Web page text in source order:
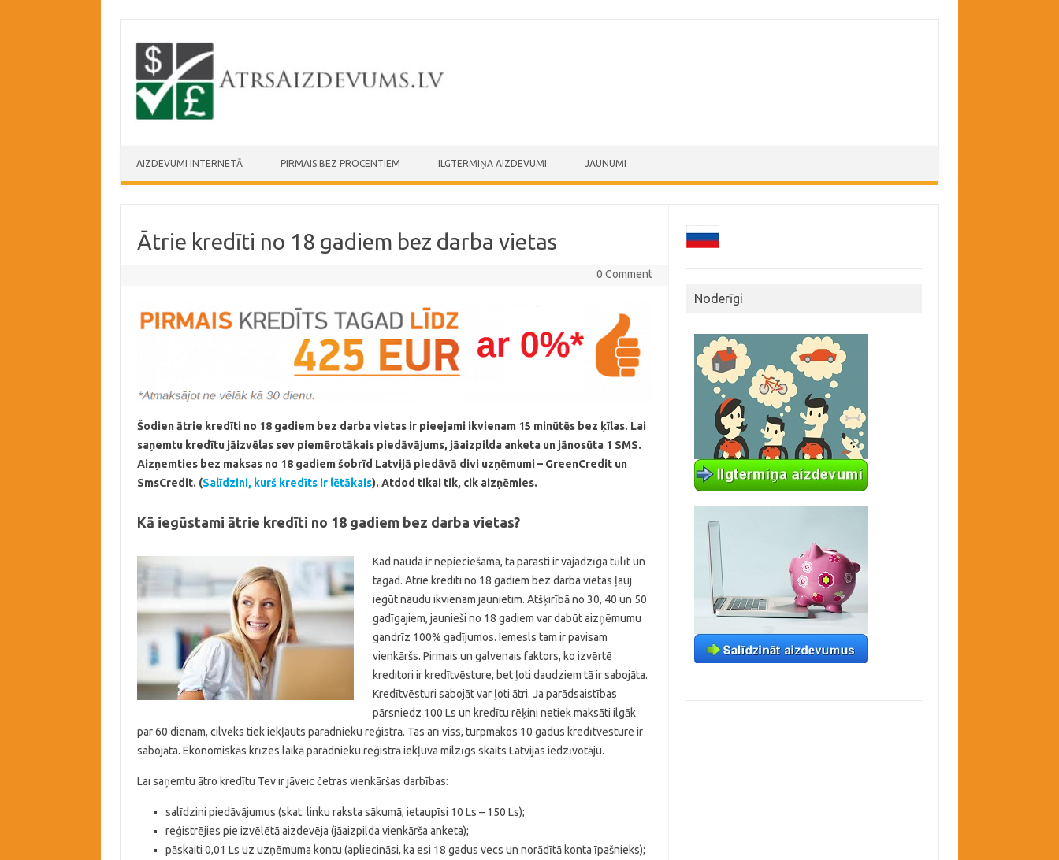
AIZDEVUMI INTERNETĀ PIRMAIS BEZ PROCENTIEM ILGTERMIŅA AIZDEVUMI JAUNUMI
Ātrie kredīti no 18 gadiem bez darba vietas
0 Comment
Šodien ātrie kredīti no 18 gadiem bez darba vietas ir pieejami ikvienam 15 minūtēs bez ķīlas. Lai
saņemtu kredītu jāizvēlas sev piemērotākais piedāvājums, jāaizpilda anketa un jānosūta 1 SMS.
Aizņemties bez maksas no 18 gadiem šobrīd Latvijā piedāvā divi uzņēmumi – GreenCredit un
SmsCredit. (Salīdzini, kurš kredīts ir lētākais). Atdod tikai tik, cik aizņēmies.
Kā iegūstami ātrie kredīti no 18 gadiem bez darba vietas?
Kad nauda ir nepieciešama, tā parasti ir vajadzīga tūlīt un
tagad. Atrie krediti no 18 gadiem bez darba vietas ļauj
iegūt naudu ikvienam jaunietim. Atšķirībā no 30, 40 un 50
gadīgajiem, jaunieši no 18 gadiem var dabūt aizņēmumu
gandrīz 100% gadījumos. Iemesls tam ir pavisam
vienkāršs. Pirmais un galvenais faktors, ko izvērtē
kreditori ir kredītvēsture, bet ļoti daudziem tā ir sabojāta.
Kredītvēsturi sabojāt var ļoti ātri. Ja parādsaistības
pārsniedz 100 Ls un kredītu rēķini netiek maksāti ilgāk
par 60 dienām, cilvēks tiek iekļauts parādnieku reģistrā. Tas arī viss, turpmākos 10 gadus kredītvēsture ir
sabojāta. Ekonomiskās krīzes laikā parādnieku reģistrā iekļuva milzīgs skaits Latvijas iedzīvotāju.
Lai saņemtu ātro kredītu Tev ir jāveic četras vienkāršas darbības:
salīdzini piedāvājumus (skat. linku raksta sākumā, ietaupīsi 10 Ls – 150 Ls);
reģistrējies pie izvēlētā aizdevēja (jāaizpilda vienkārša anketa);
pāskaiti 0,01 Ls uz uzņēmuma kontu (apliecināsi, ka esi 18 gadus vecs un norādītā konta īpašnieks);
Noderīgi